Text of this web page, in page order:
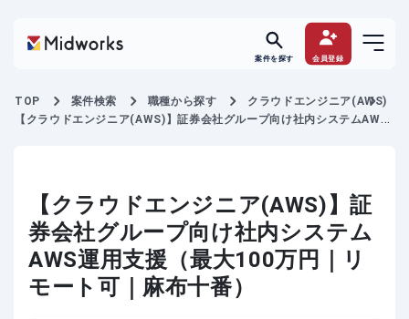
案件を探す 会員登録
TOP 案件検索 職種から探す
クラウドエンジニア(AWS)
【クラウドエンジニア(AWS)】証券会社グループ向け社内システムAWS
【クラウドエンジニア(AWS)】証
券会社グループ向け社内システム
AWS運用支援（最大100万円｜リ
モート可｜麻布十番）